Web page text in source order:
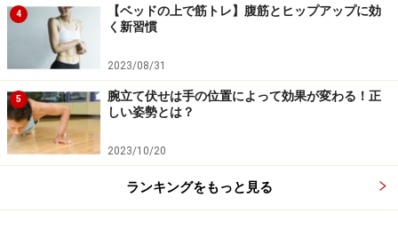
4
【ベッドの上で筋トレ】腹筋とヒップアップに効
く新習慣
2023/08/31
5
腕立て伏せは手の位置によって効果が変わる！正
しい姿勢とは？
2023/10/20
ランキングをもっと見る